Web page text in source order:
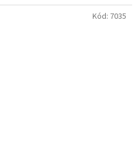
Kód: 7035